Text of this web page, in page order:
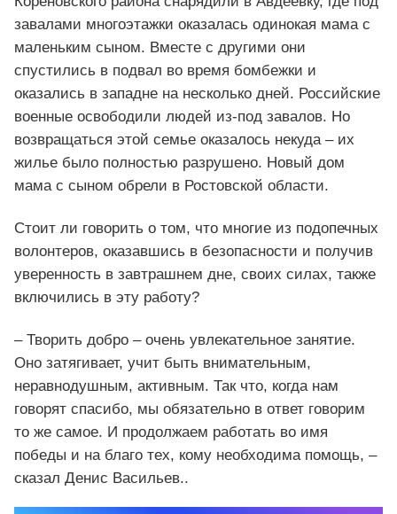
завалами многоэтажки оказалась одинокая мама с
маленьким сыном. Вместе с другими они
спустились в подвал во время бомбежки и
оказались в западне на несколько дней. Российские
военные освободили людей из-под завалов. Но
возвращаться этой семье оказалось некуда – их
жилье было полностью разрушено. Новый дом
мама с сыном обрели в Ростовской области.
Стоит ли говорить о том, что многие из подопечных
волонтеров, оказавшись в безопасности и получив
уверенность в завтрашнем дне, своих силах, также
включились в эту работу?
– Творить добро – очень увлекательное занятие.
Оно затягивает, учит быть внимательным,
неравнодушным, активным. Так что, когда нам
говорят спасибо, мы обязательно в ответ говорим
то же самое. И продолжаем работать во имя
победы и на благо тех, кому необходима помощь, –
сказал Денис Васильев..